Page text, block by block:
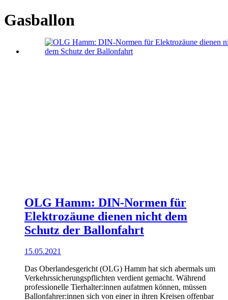
Gasballon
OLG Hamm: DIN-Normen für
Elektrozäune dienen nicht dem
Schutz der Ballonfahrt
15.05.2021
Das Oberlandesgericht (OLG) Hamm hat sich abermals um
Verkehrssicherungspflichten verdient gemacht. Während
professionelle Tierhalter:innen aufatmen können, müssen
Ballonfahrer:innen sich von einer in ihren Kreisen offenbar